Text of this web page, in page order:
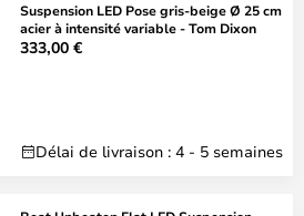
Suspension LED Pose gris-beige Ø 25 cm
acier à intensité variable - Tom Dixon
333,00 €
Délai de livraison : 4 - 5 semaines